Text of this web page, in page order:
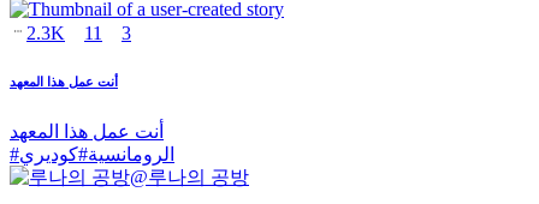
2.3K 11 3
أنت عمل هذا المعهد
أنت عمل هذا المعهد
#
الرومانسية#كوديري
@루나의 공방